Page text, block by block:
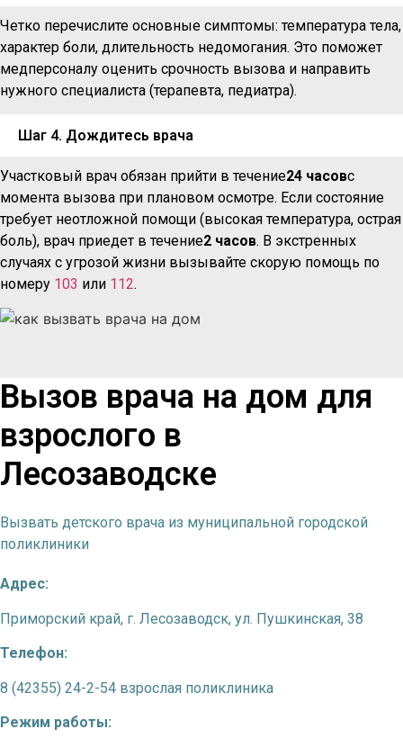
Четко перечислите основные симптомы: температура тела,
характер боли, длительность недомогания. Это поможет
медперсоналу оценить срочность вызова и направить
нужного специалиста (терапевта, педиатра).
Шаг 4. Дождитесь врача
Участковый врач обязан прийти в течение24 часовс
момента вызова при плановом осмотре. Если состояние
требует неотложной помощи (высокая температура, острая
боль), врач приедет в течение2 часов. В экстренных
случаях с угрозой жизни вызывайте скорую помощь по
номеру 103 или 112.
Вызов врача на дом для
взрослого в
Лесозаводске
Вызвать детского врача из муниципальной городской
поликлиники
Адрес:
Приморский край, г. Лесозаводск, ул. Пушкинская, 38
Телефон:
8 (42355) 24-2-54 взрослая поликлиника
Режим работы: